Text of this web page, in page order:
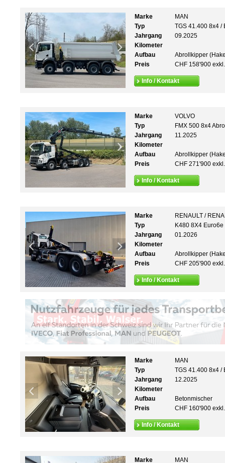
Marke
MAN
Typ
TGS 41.400 8x4 /
Jahrgang
09.2025
Kilometer
Aufbau
Abrollkipper
Preis
CHF 158'900
Info / Kontakt
Marke
VOLVO
Typ
FMX 500 8x4
Jahrgang
11.2025
Kilometer
Aufbau
Abrollkipper
Preis
CHF 271'900
Info / Kontakt
Marke
RENAULT /
Typ
K480 8X4
Jahrgang
01.2026
Kilometer
Aufbau
Abrollkipper
Preis
CHF 205'900
Info / Kontakt
Marke
MAN
Typ
TGS 41.400 8x4 /
Jahrgang
12.2025
Kilometer
Aufbau
Betonmischer
Preis
CHF 160'900
Info / Kontakt
Marke MAN